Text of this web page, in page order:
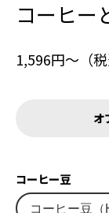
コーヒー
1,596円〜（税
オ
コーヒー豆